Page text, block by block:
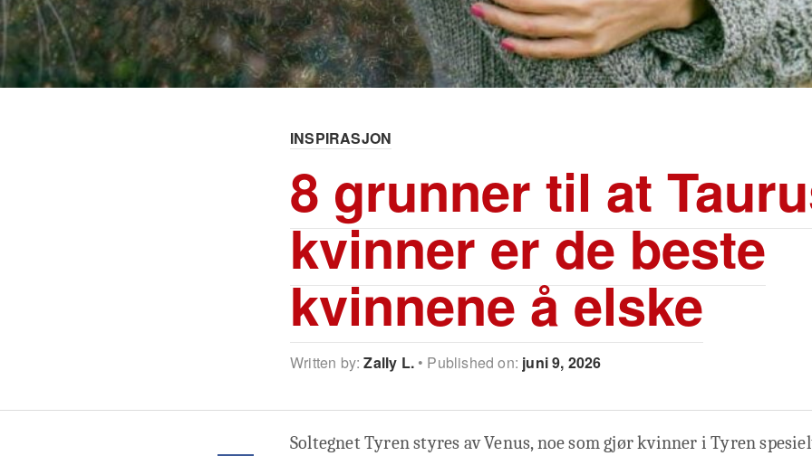
INSPIRASJON
8 grunner til at
kvinner er de beste
kvinnene å elske
Written by:Zally L. Published on: juni 9, 2026
Soltegnet Tyren styres av Venus, noe som gjør kvinner i Tyren